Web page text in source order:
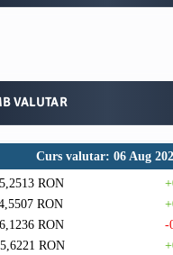
VALUTAR
Curs valutar: 06 Aug
RON
RON
RON
-
RON